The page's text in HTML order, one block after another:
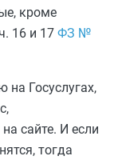
кроме
16 и 17 ФЗ №
на Госуслугах,
сайте. И если
тогда